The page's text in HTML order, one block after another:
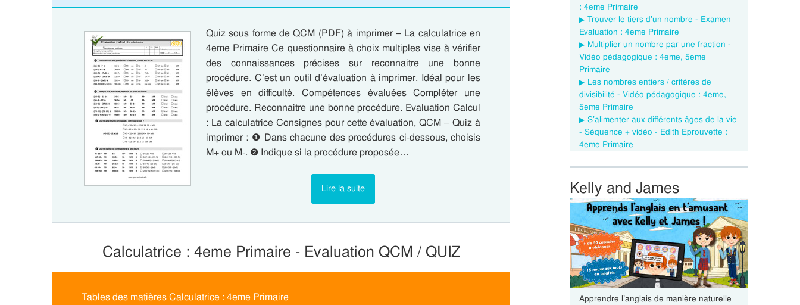
Quiz sous forme de QCM (PDF) à imprimer – La calculatrice en
4eme Primaire Ce questionnaire à choix multiples vise à vérifier
des connaissances précises sur reconnaitre une bonne
procédure. C’est un outil d’évaluation à imprimer. Idéal pour les
élèves en difficulté. Compétences évaluées Compléter une
procédure. Reconnaitre une bonne procédure. Evaluation Calcul
: La calculatrice Consignes pour cette évaluation, QCM – Quiz à
imprimer : ❶ Dans chacune des procédures ci-dessous, choisis
M+ ou M-. ❷ Indique si la procédure proposée…
Lire la suite
Calculatrice : 4eme Primaire - Evaluation QCM / QUIZ
Tables des matières Calculatrice : 4eme Primaire
: 4eme Primaire
Trouver le tiers d’un nombre - Examen
Evaluation : 4eme Primaire
Multiplier un nombre par une fraction -
Vidéo pédagogique : 4eme, 5eme
Primaire
Les nombres entiers / critères de
divisibilité - Vidéo pédagogique : 4eme,
5eme Primaire
S’alimenter aux différents âges de la vie
- Séquence + vidéo - Edith Eprouvette :
4eme Primaire
Kelly and James
Apprendre l’anglais de manière naturelle